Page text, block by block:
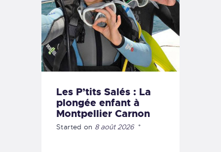
Les P’tits Salés : La
plongée enfant à
Montpellier Carnon
Started on 8 août 2026